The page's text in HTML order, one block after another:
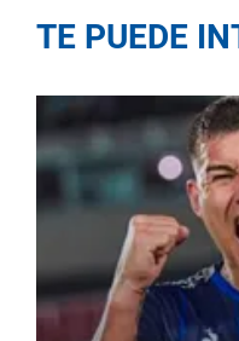
TE PUEDE